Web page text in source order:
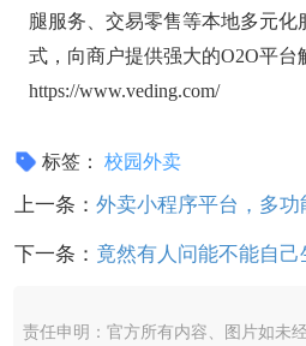
腿服务、交易零售等本地多元化
式，向商户提供强大的O2O平台
https://www.veding.com/
标签： 校园外卖
上一条： 外卖小程序平台，多功
下一条： 竟然有人问能不能自
责任申明：官方所有内容、图片如未